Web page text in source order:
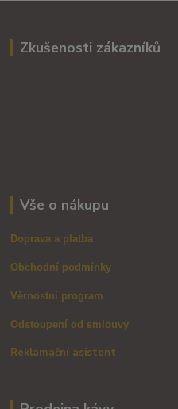
Zkušenosti zákazníků
Vše o nákupu
Doprava a platba
Obchodní podmínky
Věrnostní program
Odstoupení od smlouvy
Reklamační asistent